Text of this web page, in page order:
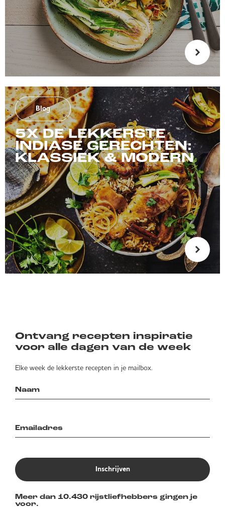
Blog
5X DE LEKKERSTE
INDIASE GERECHTEN:
KLASSIEK & MODERN
Ontvang recepten inspiratie
voor alle dagen van de week
Elke week de lekkerste recepten in je mailbox.
Inschrijven
Meer dan 10.430 rijstliefhebbers gingen je
voor.